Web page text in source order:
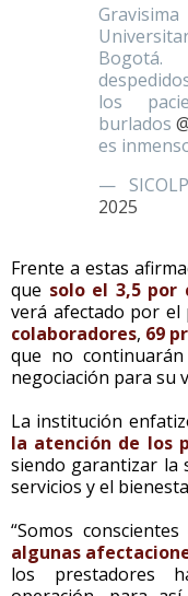
los
burlados
es
—
2025
Frente a estas
que solo el 3,5 por
verá afectado por el
colaboradores, 69
que no
negociación para su
La institución
la atención de los
siendo garantizar la
servicios y el
“Somos
algunas
los prestadores